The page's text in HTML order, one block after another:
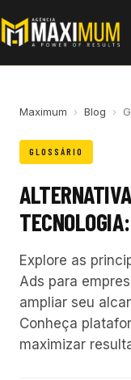
Maximum › Blog ›
GLOSSÁRIO
Explore as
Ads para
ampliar seu
Conheça
maximizar